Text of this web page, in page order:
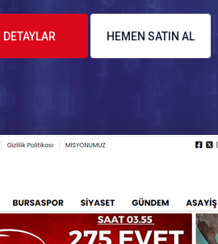
DETAYLAR HEMEN SATIN AL